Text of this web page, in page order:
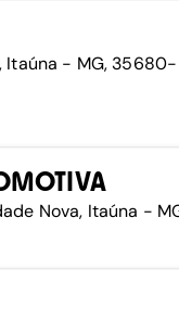
Itaúna - MG, 35680-
Nova, Itaúna -